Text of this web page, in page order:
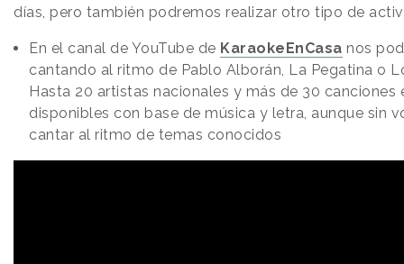
días, pero también podremos realizar otro tipo de
En el canal de YouTube de KaraokeEnCasa nos
cantando al ritmo de Pablo Alborán, La Pegatina o
Hasta 20 artistas nacionales y más de 30 canciones
disponibles con base de música y letra, aunque sin
cantar al ritmo de temas conocidos